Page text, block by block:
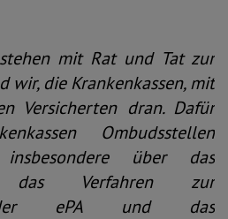
mit Rat und Tat zur
wir, die Krankenkassen, mit
Versicherten dran. Dafür
Ombudsstellen
über das
das Verfahren zur
der ePA und das